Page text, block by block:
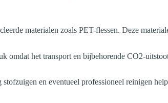
materialen zoals PET-flessen. Deze
omdat het transport en bijbehorende CO2-
en eventueel professioneel reinigen